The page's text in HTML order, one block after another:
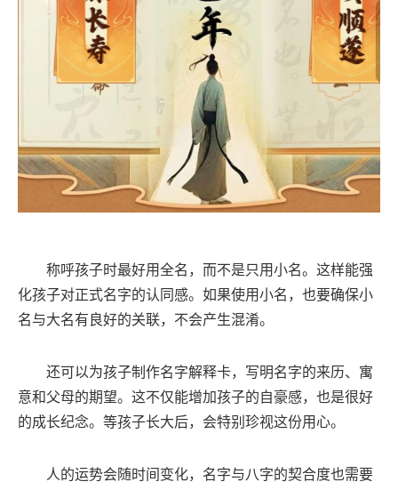
称呼孩子时最好用全名，而不是只用小名。这样能强
化孩子对正式名字的认同感。如果使用小名，也要确保小
名与大名有良好的关联，不会产生混淆。
还可以为孩子制作名字解释卡，写明名字的来历、寓
意和父母的期望。这不仅能增加孩子的自豪感，也是很好
的成长纪念。等孩子长大后，会特别珍视这份用心。
人的运势会随时间变化，名字与八字的契合度也需要